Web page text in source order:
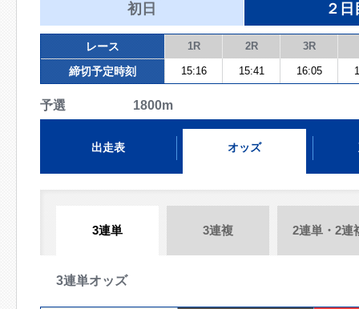
初日 ２日
レース 1R 2R 3R
締切予定時刻 15:16 15:41 16:05
予選 1800m
出走表 オッズ
3連単 3連複 2連単・2連
3連単オッズ